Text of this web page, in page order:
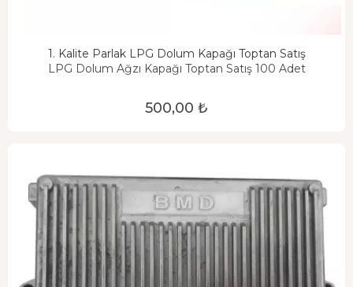
1. Kalite Parlak LPG Dolum Kapağı Toptan Satış
LPG Dolum Ağzı Kapağı Toptan Satış 100 Adet
500,00 ₺